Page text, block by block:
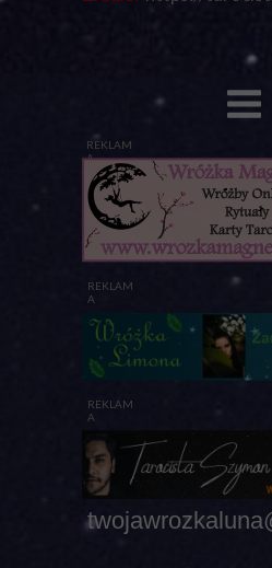
REKLAM
A
REKLAM
A
REKLAM
A